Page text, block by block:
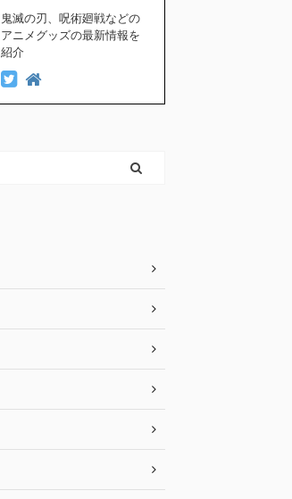
鬼滅の刃、呪術廻戦などの
アニメグッズの最新情報を
紹介